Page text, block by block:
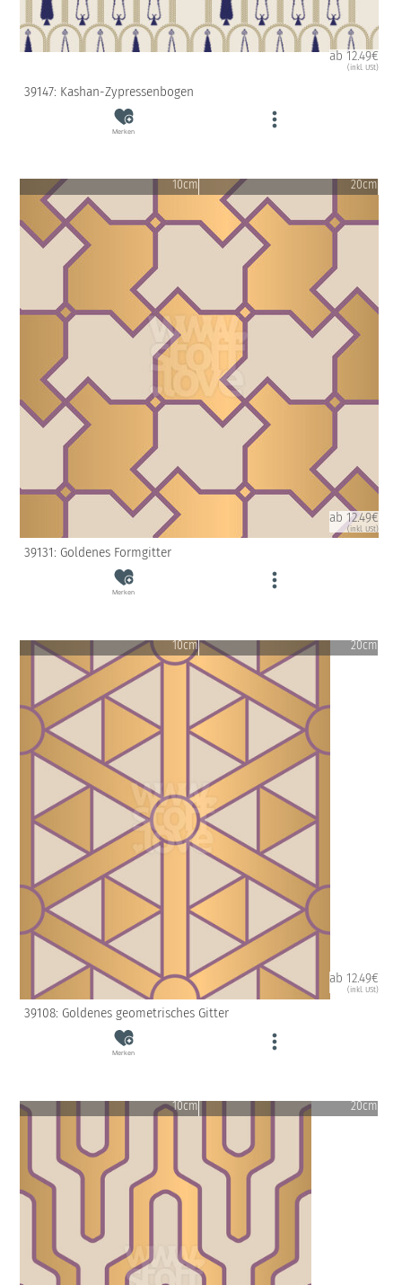
ab 12.49€
(inkl. USt)
39147: Kashan-Zypressenbogen
Merken
10cm 20cm
ab 12.49€
(inkl. USt)
39131: Goldenes Formgitter
Merken
10cm 20cm
ab 12.49€
(inkl. USt)
39108: Goldenes geometrisches Gitter
Merken
10cm 20cm